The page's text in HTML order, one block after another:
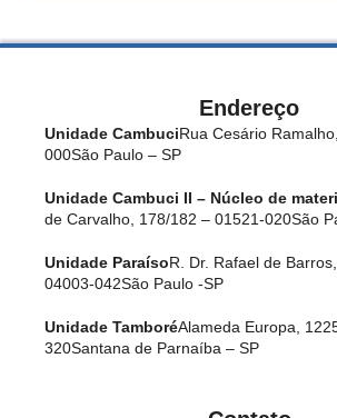
Endereço
Unidade CambuciRua Cesário
000São Paulo – SP
Unidade Cambuci II – Núcleo de
de Carvalho, 178/182 – 01521-020São
Unidade ParaísoR. Dr. Rafael de
04003-042São Paulo -SP
Unidade TamboréAlameda Europa,
320Santana de Parnaíba – SP